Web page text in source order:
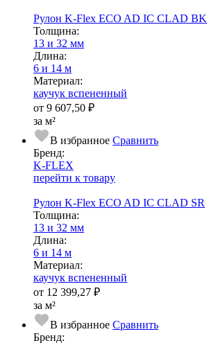
Рулон K-Flex ECO AD IC CLAD BK
Тол­щи­на:
13 и 32 мм
Длина:
6 и 14 м
Ма­­те­­ри­­ал:
каучук вспененный
от 9 607,50 ₽
за м²
В избранное Сравнить
Бренд:
K-FLEX
перейти к товару
Рулон K-Flex ECO AD IC CLAD SR
Тол­щи­на:
13 и 32 мм
Длина:
6 и 14 м
Ма­­те­­ри­­ал:
каучук вспененный
от 12 399,27 ₽
за м²
В избранное Сравнить
Бренд: